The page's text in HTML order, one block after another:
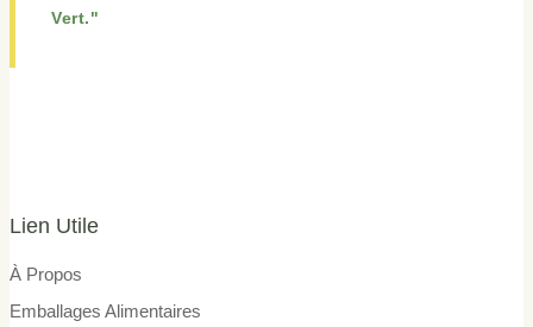
Vert."
Lien Utile
À Propos
Emballages Alimentaires